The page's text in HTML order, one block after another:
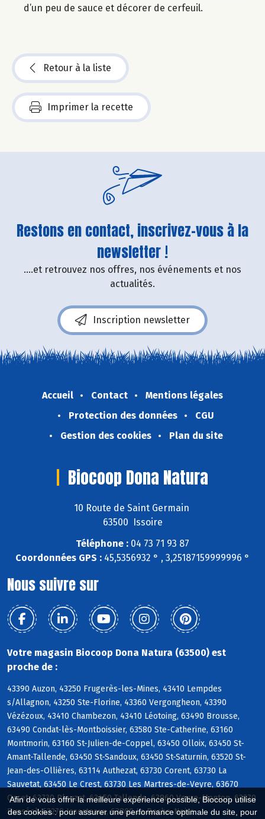
Afin de vous offrir la meilleure expérience possible, Biocoop utilise
des cookies : pour assurer une performance optimale du site, pour
d’un peu de sauce et décorer de cerfeuil.
Retour à la liste
Imprimer la recette
Restons en contact, inscrivez-vous à la
newsletter !
....et retrouvez nos offres, nos événements et nos
actualités.
Inscription newsletter
Accueil Contact
Mentions légales
Protection des données
CGU
Gestion des cookies
Plan du site
Biocoop Dona Natura
10 Route de Saint Germain
63500 Issoire
Téléphone : 04 73 71 93 87
Coordonnées GPS : 45,5356932 ° , 3,25187159999996 °
Nous suivre sur
Votre magasin Biocoop Dona Natura (63500) est
proche de :
43390 Auzon, 43250 Frugerès-les-Mines, 43410 Lempdes
s/Allagnon, 43250 Ste-Florine, 43360 Vergongheon, 43390
Vézézoux, 43410 Chambezon, 43410 Léotoing, 63490 Brousse,
63490 Condat-lès-Montboissier, 63580 Ste-Catherine, 63160
Montmorin, 63160 St-Julien-de-Coppel, 63450 Olloix, 63450 St-
Amant-Tallende, 63450 St-Sandoux, 63450 St-Saturnin, 63520 St-
Jean-des-Ollières, 63114 Authezat, 63730 Corent, 63730 La
Sauvetat, 63450 Le Crest, 63730 Les Martres-de-Veyre, 63670
Orcet, 63730 Plauzat, 63450 Tallende, 63960 Veyre-Monton, 63270
Busséol, 63270 Isserteaux, 63800 La Roche-Noire